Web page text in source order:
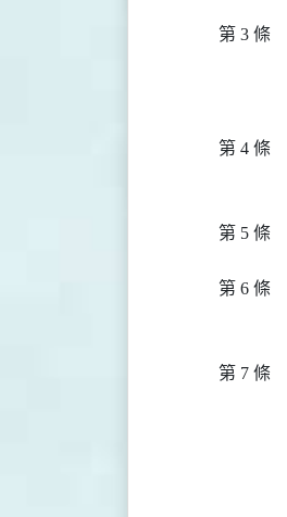
第 3 條
第 4 條
第 5 條
第 6 條
第 7 條